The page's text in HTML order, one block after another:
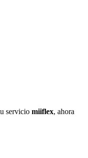
servicio miiflex, ahora